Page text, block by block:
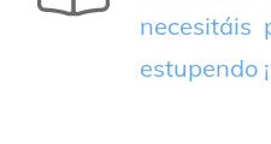
necesitáis
estupendo